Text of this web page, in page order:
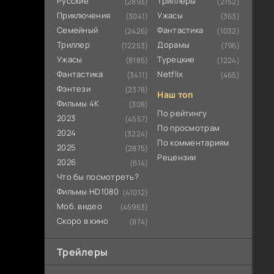
Приключения (3041)
Семейный (2426)
Триллер (12253)
Ужасы (8185)
Фантастика (3411)
Фэнтези (2378)
Фильмы 4К (308)
2023 (4557)
2024 (3224)
2025 (2875)
2026 (614)
Что бы посмотреть?
Фильмы HD1080 (41012)
Моб. видео (45963)
Скоро в кино (874)
Ужасы (363)
Фантастика (1032)
Дорамы (796)
Турецкие (1224)
Netflix (465)
Наш топ
По рейтингу
По просмотрам
По комментариям
Рецензии
Трейлеры